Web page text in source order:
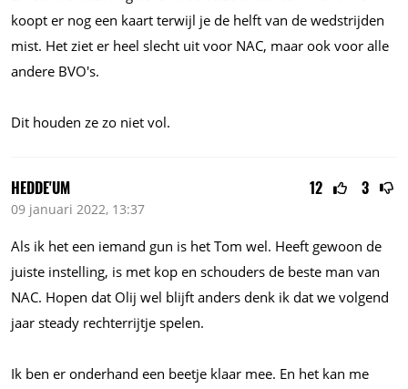
koopt er nog een kaart terwijl je de helft van de wedstrijden
mist. Het ziet er heel slecht uit voor NAC, maar ook voor alle
andere BVO's.
Dit houden ze zo niet vol.
12 3
HEDDE'UM
09 januari 2022, 13:37
Als ik het een iemand gun is het Tom wel. Heeft gewoon de
juiste instelling, is met kop en schouders de beste man van
NAC. Hopen dat Olij wel blijft anders denk ik dat we volgend
jaar steady rechterrijtje spelen.
Ik ben er onderhand een beetje klaar mee. En het kan me